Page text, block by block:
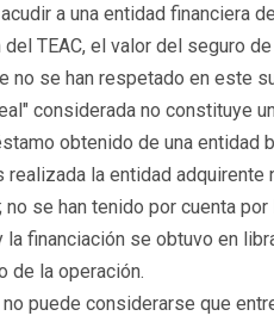
a una entidad financiera
TEAC, el valor del seguro
no se han respetado en este
considerada no constituye
obtenido de una entidad
la entidad
se han tenido por cuenta
la financiación se obtuvo en
de la operación.
puede considerarse que